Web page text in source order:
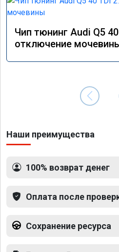
Чип тюнинг Audi Q5
отключение
Наши преимущества
100% возврат денег
Оплата после
Сохранение ресурса